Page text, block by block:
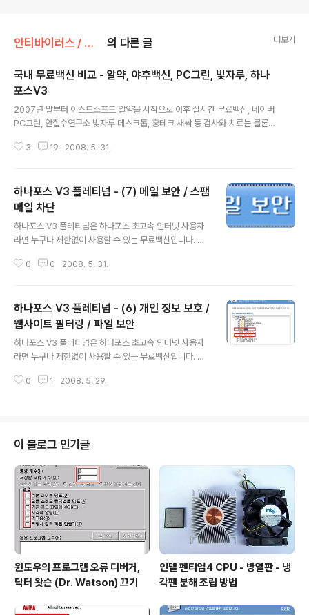
안티바이러스 / 보안 의 다른 글 더보기
국내 무료백신 비교 - 알약, 야후백신, PC그린, 빛자루, 하나
포스V3
2007년 말부터 이스트소프트 알약을 시작으로 야후 실시간 무료백신, 네이버
PC그린, 안철수연구소 빛자루 데스크톱, 홍테크 새싹 등 검사와 치료는 물론이
어 출시되었습니다. 무료 백신이라 하면 중요한 기능이 한 두가지 빠져있던 예
료 백신을 선택할 때 조금이나마 도움을 주기 위해 국내 주요 무료 백신들의 기
능을 비교해 보겠습니다. :) 비교할 무료 백신은 이스트소프트 알약, 야후 실시간
무료백신, 네이버 PC그린, 안철수연구소 빛자루 데스크톱 그리고 안철수연구
소의 하나포스 V3 플레..
3 19 2008. 5. 31.
하나포스 V3 플레티넘 - (7) 메일 보안 / 스팸
메일 차단
하나포스 V3 플레티넘은 하나포스 초고속 인터넷 사용자
라면 누구나 제한없이 사용할 수 있는 무료백신입니다. 하
터넷 시큐리티 2007 플레티넘 (V3 Internet Security
검사 / 개인정보 보호 등과 같은 기능을 추가로 지원합니다.
- 하나포스 V3 플레티넘 무료 다운로드 : http://securit
y.hanafos.com 지난 글에서 웹사이트 비밀번호, 신용카
드 번호와 같은 중요한 개인 정보의 유출을 방지하고, 유해
한 웹사이트를 직접 필터링해보았습니다. 오늘은 이메일
클라이언트 프로그램으로 메일을 주고받을 때 발생할 수..
0 0 2008. 5. 31.
하나포스 V3 플레티넘 - (6) 개인 정보 보호 /
웹사이트 필터링 / 파일 보안
하나포스 V3 플레티넘은 하나포스 초고속 인터넷 사용자
라면 누구나 제한없이 사용할 수 있는 무료백신입니다. 하
터넷 시큐리티 2007 플레티넘 (V3 Internet Security
- 하나포스 V3 플레티넘 무료 다운로드 : http://securit
y.hanafos.com 지난 글에서 '해킹 차단' 메뉴의 네크워
크 침입 차단, 허용/차단 IP 주소 목록을 설정하고 사용해
보았습니다. 오늘은 '개인 정보 보호' 메뉴에서 개인 정보의
유출과 유해한 웹사이트의 접속을 차단하고..
0 1 2008. 5. 29.
이 블로그 인기글
윈도우의 프로그램 오류 디버거,
닥터 왓슨 (Dr. Watson) 끄기
인텔 펜티엄4 CPU - 방열판 - 냉
각팬 분해 조립 방법